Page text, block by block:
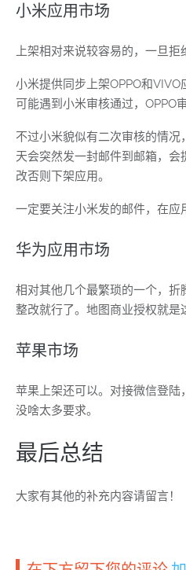
小米应用市场
上架相对来说较容易的，一旦拒
小米提供同步上架OPPO和VIVO
可能遇到小米审核通过，OPPO
不过小米貌似有二次审核的情
天会突然发一封邮件到邮箱，
改否则下架应用。
一定要关注小米发的邮件，在应
华为应用市场
相对其他几个最繁琐的一个，
整改就行了。地图商业授权就是
苹果市场
苹果上架还可以。对接微信登陆
没啥太多要求。
最后总结
大家有其他的补充内容请留言！